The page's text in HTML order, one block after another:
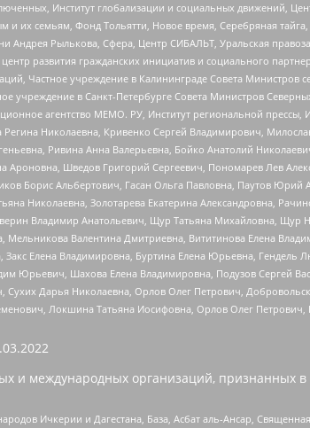
Институт глобализации и социальных движений,
семьям, Фонд Тольятти, Новое время, Серебряная
Рылькова, Сфера, Центр СИБАЛЬТ, Уральская
развития гражданских инициатив и социального
Частное учреждение в Калининграде Совета Министров
учреждение в Санкт-Петербурге Совета Министров
агентство МЕМО. РУ, Институт региональной
Регина Николаевна, Кривенко Сергей Владимирович,
Ривина Анна Валерьевна, Бойко Анатолий
Шведов Григорий Сергеевич, Пономарев Лев
Борис Альбертович, Гасан Ольга Павловна, Паутов
Николаевна, Золотарева Екатерина Александровна,
Владимир Анатольевич, Щур Татьяна Михайловна,
Валентина Дмитриевна, Вититинова Елена
Закс Елена Владимировна, Буртина Елена Юрьевна,
Юрьевич, Шахова Елена Владимировна, Подузов Сергей
Дарья Николаевна, Орлов Олег Петрович,
Локшина Татьяна Иосифовна, Орлов Олег
международных организаций, признанных в
Ичкерии и Дагестана, База, Асбат аль-Ансар,